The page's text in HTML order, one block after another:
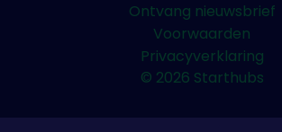
Ontvang nieuwsbrief
Voorwaarden
Privacyverklaring
© 2026 Starthubs